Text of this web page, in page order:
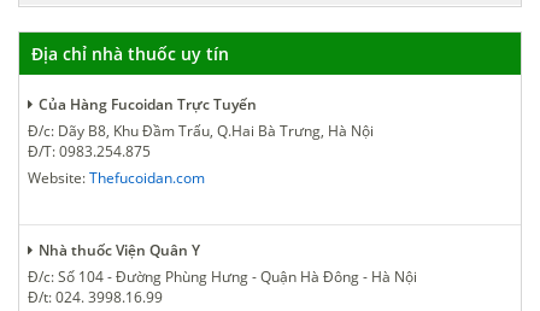
Địa chỉ nhà thuốc uy tín
Của Hàng Fucoidan Trực Tuyến
Đ/c: Dãy B8, Khu Đầm Trấu, Q.Hai Bà Trưng, Hà Nội
Đ/T: 0983.254.875
Website:Thefucoidan.com
Nhà thuốc Viện Quân Y
Đ/c: Số 104 - Đường Phùng Hưng - Quận Hà Đông - Hà Nội
Đ/t: 024. 3998.16.99